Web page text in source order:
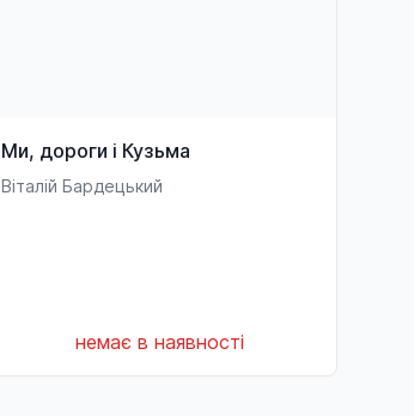
Ми, дороги і Кузьма
Віталій Бардецький
немає в наявності